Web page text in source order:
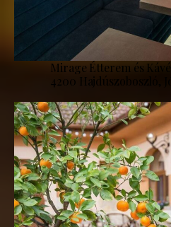
Mirage Étterem és
4200 Hajdúszoboszló,